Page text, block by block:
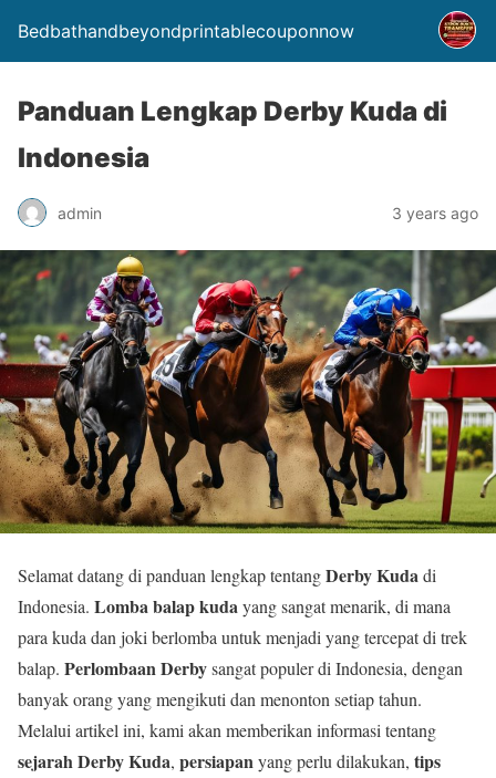
Bedbathandbeyondprintablecouponnow
Panduan Lengkap Derby Kuda di
Indonesia
admin 3 years ago
Selamat datang di panduan lengkap tentangDerby Kudadi
Indonesia. Lomba balap kudayang sangat menarik, di mana
para kuda dan joki berlomba untuk menjadi yang tercepat di trek
balap. Perlombaan Derbysangat populer di Indonesia, dengan
banyak orang yang mengikuti dan menonton setiap tahun.
Melalui artikel ini, kami akan memberikan informasi tentang
sejarahDerby Kuda, persiapanyang perlu dilakukan, tips